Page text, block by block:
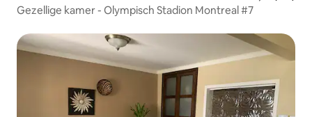
Gezellige kamer - Olympisch Stadion Montreal #7